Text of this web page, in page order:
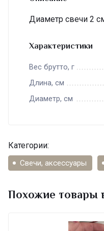
Диаметр свечи 2
Характеристики
Вес брутто, г
Длина, см
Диаметр, см
Категории:
Свечи, аксессуары
Похожие товары